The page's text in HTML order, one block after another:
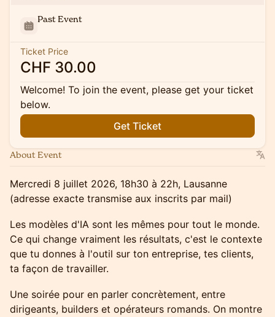
Past Event
Ticket Price
CHF 30.00
Welcome! To join the event, please get your ticket
below.
Get Ticket
About Event
Mercredi 8 juillet 2026, 18h30 à 22h, Lausanne
(adresse exacte transmise aux inscrits par mail)
Les modèles d'IA sont les mêmes pour tout le monde.
Ce qui change vraiment les résultats, c'est le contexte
que tu donnes à l'outil sur ton entreprise, tes clients,
ta façon de travailler.
Une soirée pour en parler concrètement, entre
dirigeants, builders et opérateurs romands. On montre